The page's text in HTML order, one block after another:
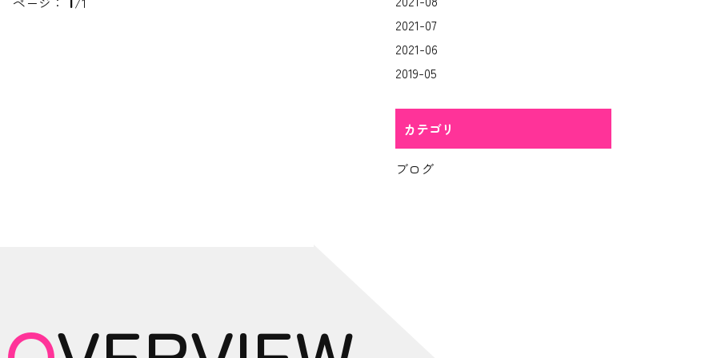
2021-07
2021-06
2019-05
カテゴリ
ブログ